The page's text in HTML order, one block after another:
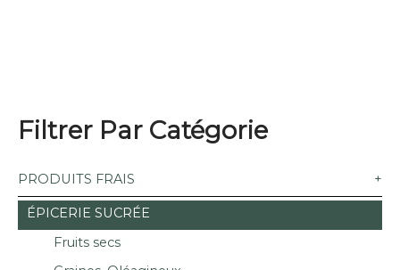
Filtrer Par Catégorie
PRODUITS FRAIS
ÉPICERIE SUCRÉE
Fruits secs